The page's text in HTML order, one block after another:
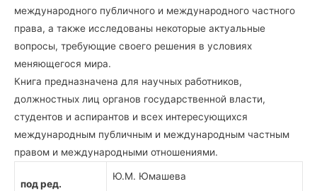
международного публичного и международного частного
права, а также исследованы некоторые актуальные
вопросы, требующие своего решения в условиях
меняющегося мира.
Книга предназначена для научных работников,
должностных лиц органов государственной власти,
студентов и аспирантов и всех интересующихся
международным публичным и международным частным
правом и международными отношениями.
под ред.
Ю.М. Юмашева